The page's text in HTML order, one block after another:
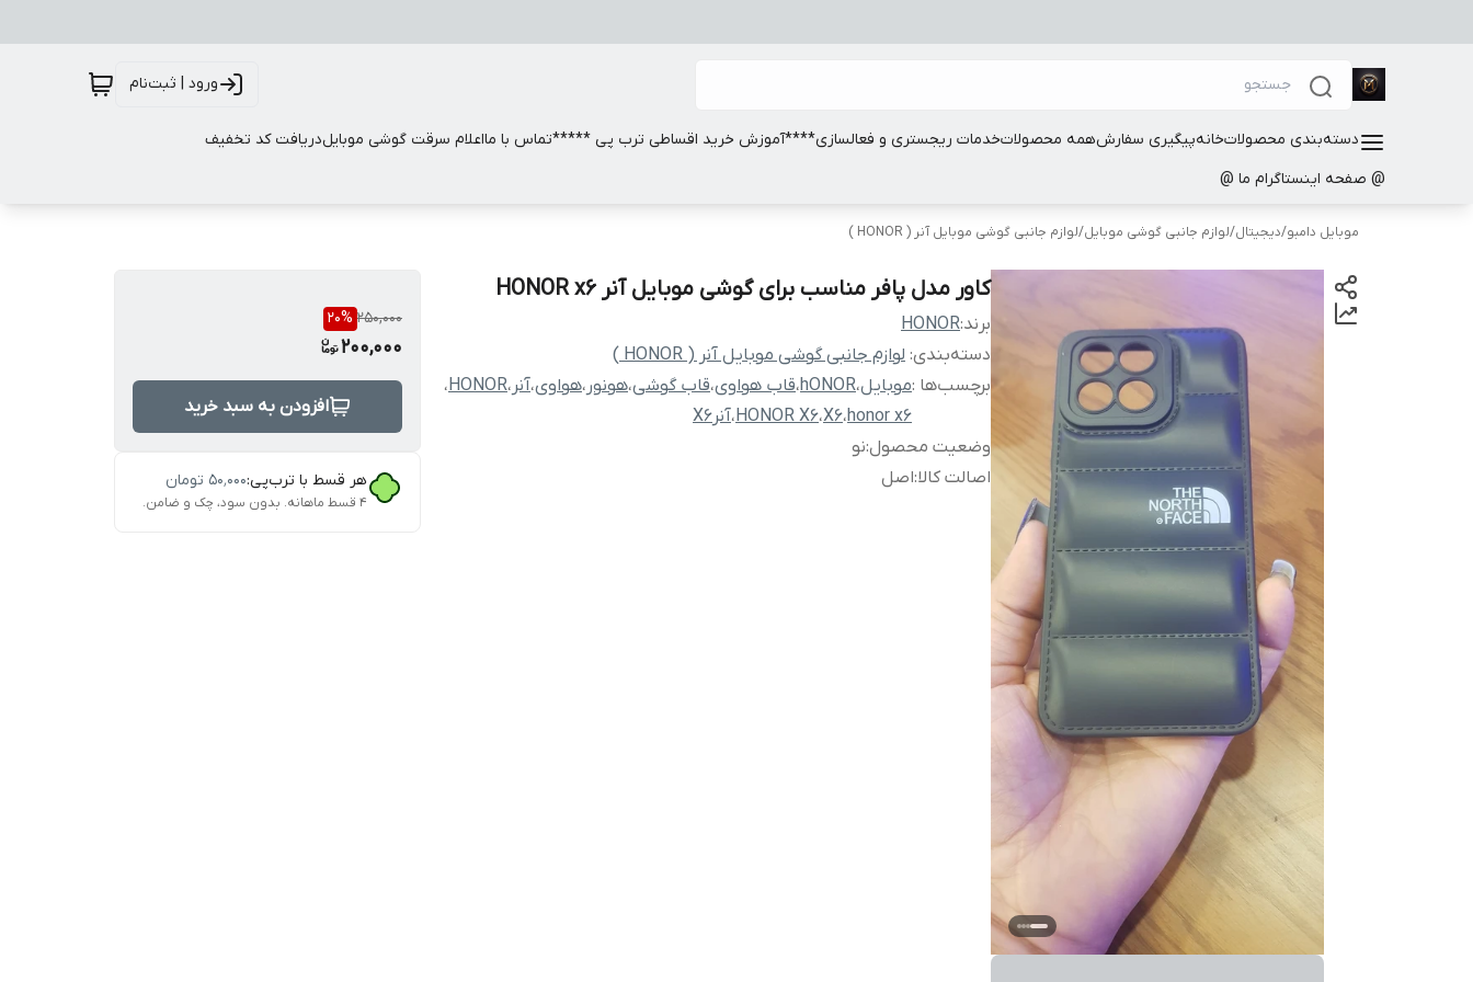
ورود | ثبت‌نام
دسته‌بندی محصولاتخانهپیگیری سفارشهمه محصولاتخدمات ریجستری و فعالسازی****آموزش خرید اقساطی ترب پی *****تماس با مااعلام سرقت گوشی موبایلدریافت کد تخفیف
@ صفحه اینستاگرام ما @
موبایل دامبو/دیجیتال/لوازم جانبی گوشی موبایل/لوازم جانبی گوشی موبایل آنر ( HONOR )
کاور مدل پافر مناسب برای گوشی موبایل آنر HONOR x6
برند:HONOR
دسته‌بندی: لوازم جانبی گوشی موبایل آنر ( HONOR )
برچسب‌ها :موبایل،hONOR،قاب هواوی،قاب گوشی،هونور ،هواوی،آنر ،HONOR،
honor x6،X6،HONOR X6،آنرX6
وضعیت محصول:نو
اصالت کالا:اصل
250,000
20%
200,000
افزودن به سبد خرید
هر قسط با ترب‌پی:۵۰٬۰۰۰ تومان
۴ قسط ماهانه. بدون سود، چک و ضامن.